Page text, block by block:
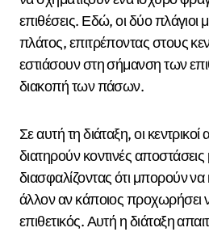
επιθέσεις. Εδώ, οι δύο
πλάτος, επιτρέποντας στους
εστιάσουν στη σήμανση των
διακοπή των πάσων.
Σε αυτή τη διάταξη, οι
διατηρούν κοντινές
διασφαλίζοντας ότι μπορούν
άλλον αν κάποιος προχωρήσει
επιθετικός. Αυτή η διάταξη